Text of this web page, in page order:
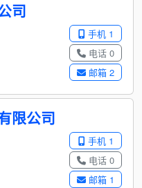
司
手机 1
电话 0
邮箱 2
限公司
手机 1
电话 0
邮箱 1